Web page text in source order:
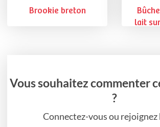
Brookie breton
lait
Vous souhaitez commenter
?
Connectez-vous ou rejoignez